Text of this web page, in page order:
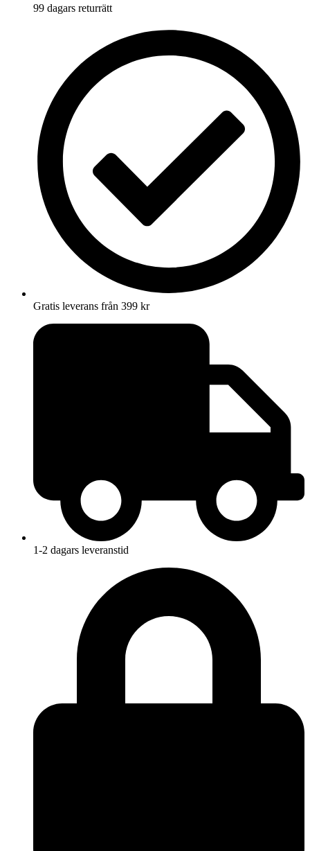
99 dagars returrätt
Gratis leverans från 399 kr
1-2 dagars leveranstid